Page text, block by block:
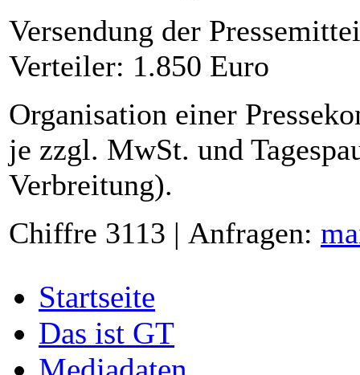
Versendung der
Verteiler: 1.850 Euro
Organisation einer
je zzgl. MwSt. und
Verbreitung).
Chiffre 3113 | Anfragen:
Startseite
Das ist GT